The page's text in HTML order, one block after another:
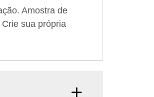
Amostra de
sua própria